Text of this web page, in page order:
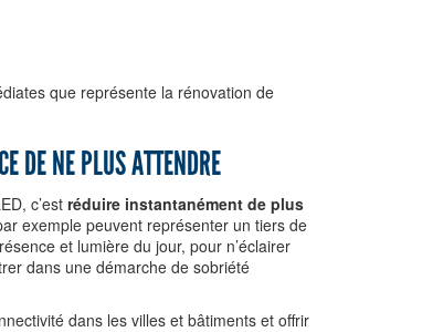
que représente la rénovation de
DE NE PLUS ATTENDRE
c’est réduire instantanément de plus
exemple peuvent représenter un tiers de
et lumière du jour, pour n’éclairer
dans une démarche de sobriété
dans les villes et bâtiments et offrir